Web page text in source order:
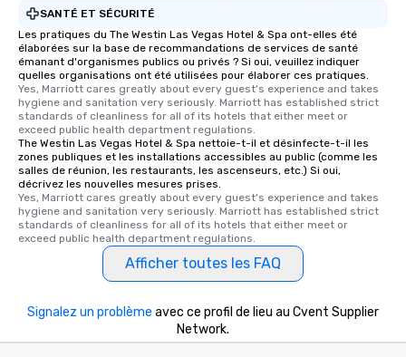
SANTÉ ET SÉCURITÉ
Les pratiques du The Westin Las Vegas Hotel & Spa ont-elles été
élaborées sur la base de recommandations de services de santé
émanant d'organismes publics ou privés ? Si oui, veuillez indiquer
quelles organisations ont été utilisées pour élaborer ces pratiques.
Yes, Marriott cares greatly about every guest's experience and takes
hygiene and sanitation very seriously. Marriott has established strict
standards of cleanliness for all of its hotels that either meet or
exceed public health department regulations.
The Westin Las Vegas Hotel & Spa nettoie-t-il et désinfecte-t-il les
zones publiques et les installations accessibles au public (comme les
salles de réunion, les restaurants, les ascenseurs, etc.) Si oui,
décrivez les nouvelles mesures prises.
Yes, Marriott cares greatly about every guest's experience and takes
hygiene and sanitation very seriously. Marriott has established strict
standards of cleanliness for all of its hotels that either meet or
exceed public health department regulations.
Afficher toutes les FAQ
Signalez un problème avec ce profil de lieu au Cvent Supplier
Network.